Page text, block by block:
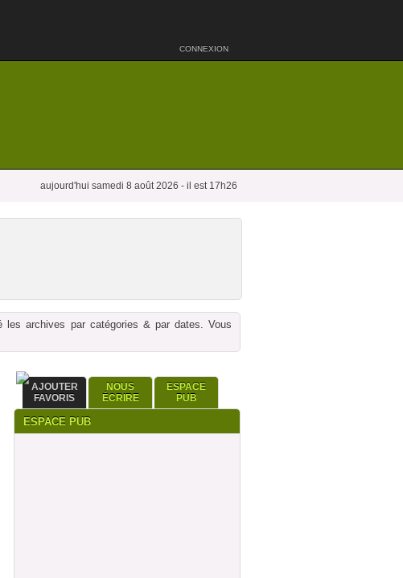
CONNEXION
aujourd'hui samedi 8 août 2026 - il est 17h26
archives par catégories & par dates. Vous
AJOUTER
FAVORIS
NOUS
ÉCRIRE
ESPACE
PUB
ESPACE PUB